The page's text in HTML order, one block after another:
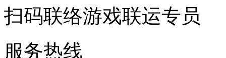
扫码联络游戏联运专员
服务热线